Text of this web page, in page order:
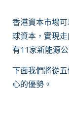
香港資本市場
球資本，實現
有11家新能源
下面我們將從
心的優勢。